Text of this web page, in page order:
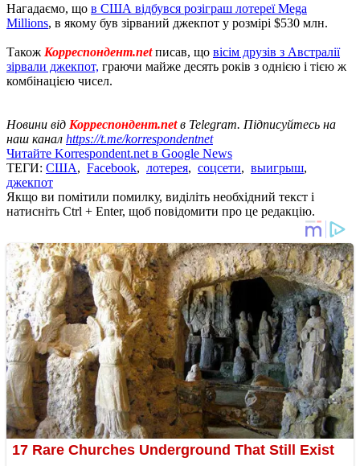
Нагадаємо, що в США відбувся розіграш лотереї Mega
Millions, в якому був зірваний джекпот у розмірі $530 млн.
Також Корреспондент.netписав, що вісім друзів з Австралії
зірвали джекпот, граючи майже десять років з однією і тією ж
комбінацією чисел.
Новини від Корреспондент.netв Telegram. Підписуйтесь на
наш канал https://t.me/korrespondentnet
Читайте Korrespondent.net в Google News
ТЕГИ: США, Facebook, лотерея, соцсети, выигрыш,
джекпот
Якщо ви помітили помилку, виділіть необхідний текст і
натисніть Ctrl + Enter, щоб повідомити про це редакцію.